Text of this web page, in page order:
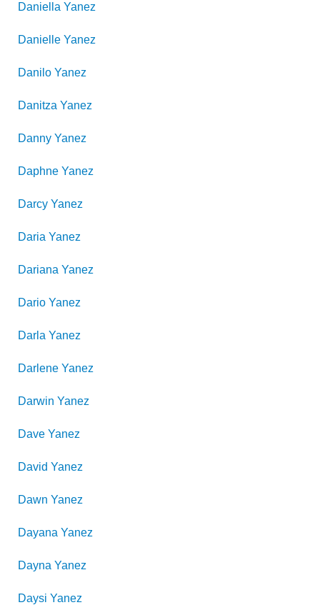
Daniella Yanez
Danielle Yanez
Danilo Yanez
Danitza Yanez
Danny Yanez
Daphne Yanez
Darcy Yanez
Daria Yanez
Dariana Yanez
Dario Yanez
Darla Yanez
Darlene Yanez
Darwin Yanez
Dave Yanez
David Yanez
Dawn Yanez
Dayana Yanez
Dayna Yanez
Daysi Yanez